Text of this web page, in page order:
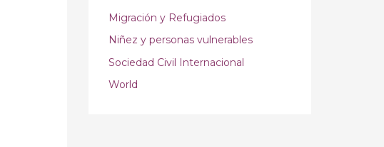
Migración y Refugiados
Niñez y personas vulnerables
Sociedad Civil Internacional
World